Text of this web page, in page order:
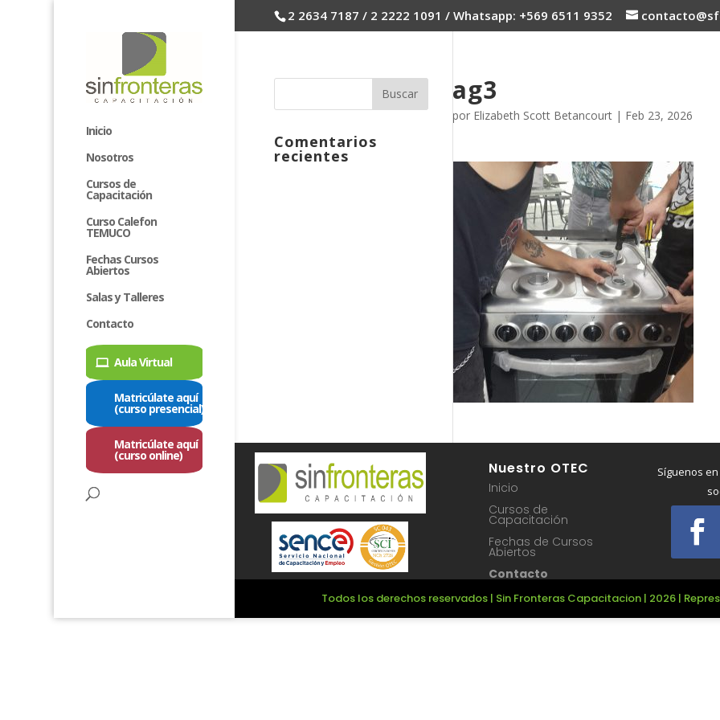
2 2634 7187 / 2 2222 1091 / Whatsapp: +569 6511 9352
Inicio
Nosotros
Cursos de
Capacitación
Curso Calefon
TEMUCO
Fechas Cursos
Abiertos
Salas y Talleres
Contacto
Aula Virtual
Matricúlate aquí
(curso presencial)
Matricúlate aquí
(curso online)
ag3
por Elizabeth Scott Betancourt| Feb 23, 2026
Comentarios
recientes
Nuestro OTEC
Inicio
Cursos de
Capacitación
Fechas de Cursos
Abiertos
Contacto
Síguenos
Todos los derechos reservados | Sin Fronteras Capacitacion | 2026 |